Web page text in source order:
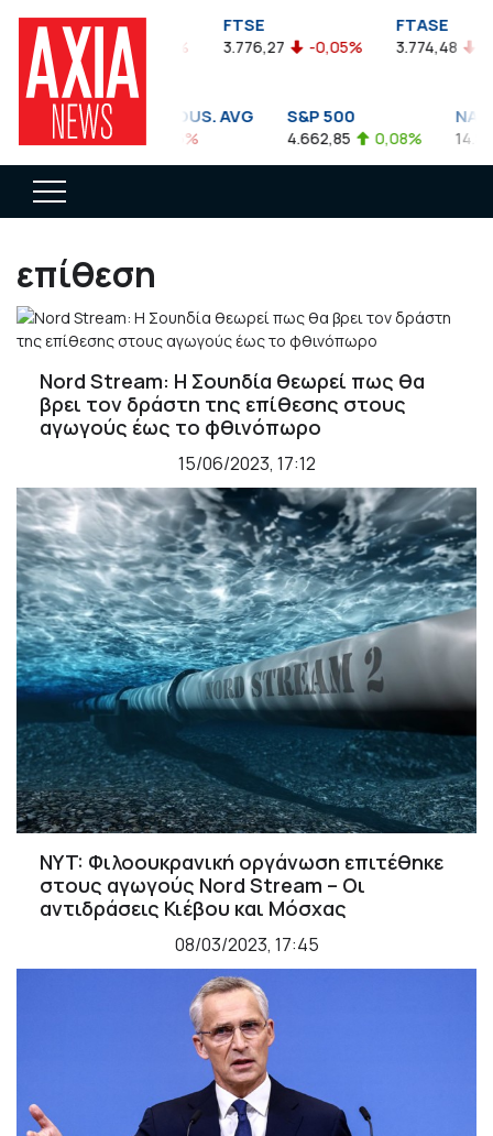
FTSEA
899,47 -0,04% 3.776,27 -0,05%
FTASE
3.774,48 -0,10%
DOW JONES INDUS. AVG
35.911,81 -0,56%
S&P 500
4.662,85 0,08%
NASDAQ
14.893,75
επίθεση
Nord Stream: Η Σουηδία θεωρεί πως θα
βρει τον δράστη της επίθεσης στους
αγωγούς έως το φθινόπωρο
15/06/2023, 17:12
NYT: Φιλοουκρανική οργάνωση επιτέθηκε
στους αγωγούς Nord Stream – Οι
αντιδράσεις Κιέβου και Μόσχας
08/03/2023, 17:45